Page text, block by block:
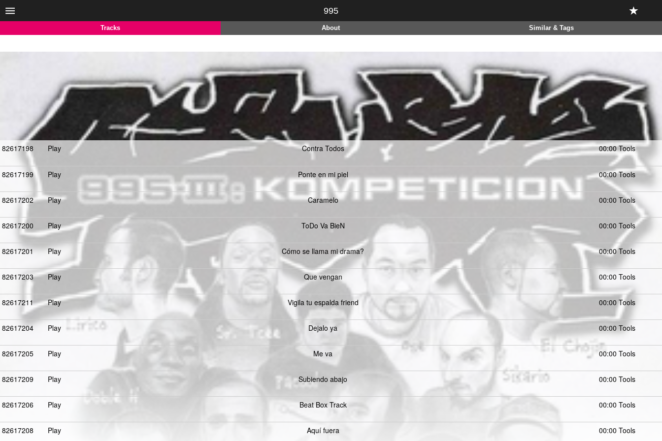
995
Tracks About Similar & Tags
82617198 Play Contra Todos 00:00 Tools
82617199 Play Ponte en mi piel 00:00 Tools
82617202 Play Caramelo 00:00 Tools
82617200 Play ToDo Va BieN 00:00 Tools
82617201 Play Cómo se llama mi drama? 00:00 Tools
82617203 Play Que vengan 00:00 Tools
82617211 Play Vigila tu espalda friend 00:00 Tools
82617204 Play Dejalo ya 00:00 Tools
82617205 Play Me va 00:00 Tools
82617209 Play Subiendo abajo 00:00 Tools
82617206 Play Beat Box Track 00:00 Tools
82617208 Play Aquí fuera 00:00 Tools